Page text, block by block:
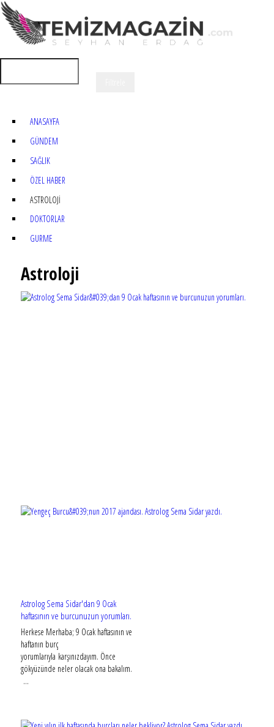
ANASAYFA
GÜNDEM
SAĞLIK
ÖZEL HABER
ASTROLOJİ
DOKTORLAR
GURME
Astroloji
Astrolog Sema Sidar'dan 9 Ocak
haftasının ve burcunuzun yorumları.
Herkese Merhaba; 9 Ocak haftasının ve
haftanın burç
yorumlarıyla karşınızdayım. Önce
gökyüzünde neler olacak ona bakalım.
...